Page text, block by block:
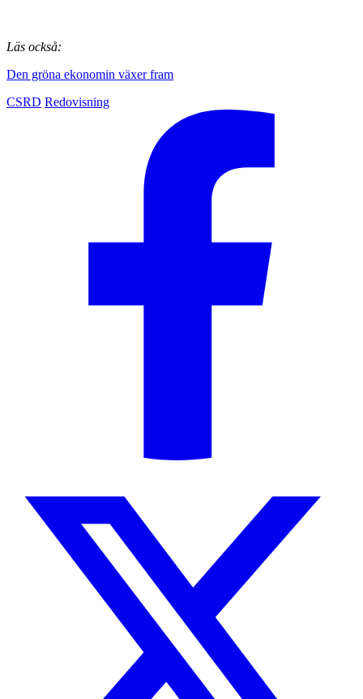
Läs också:
Den gröna ekonomin växer fram
CSRD Redovisning